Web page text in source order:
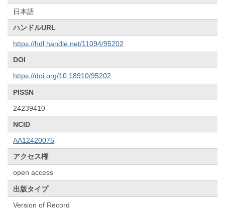
日本語
ハンドルURL
https://hdl.handle.net/11094/95202
DOI
https://doi.org/10.18910/95202
PISSN
24239410
NCID
AA12420075
アクセス権
open access
出版タイプ
Version of Record